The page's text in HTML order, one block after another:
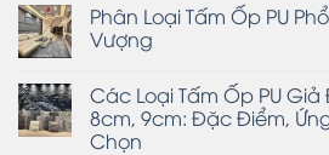
Phân Loại Tấm Ốp PU
Vượng
Các Loại Tấm Ốp PU
8cm, 9cm: Đặc Điểm,
Chọn